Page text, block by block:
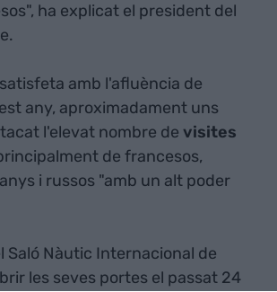
ha explicat el president del
amb l'afluència de
any, aproximadament uns
l'elevat nombre de visites
de francesos,
i russos "amb un alt poder
Saló Nàutic Internacional de
les seves portes el passat 24